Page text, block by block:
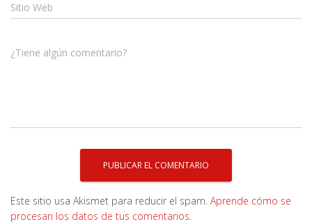
Sitio Web
¿Tiene algún comentario?
Este sitio usa Akismet para reducir el spam. Aprende cómo se
procesan los datos de tus comentarios.